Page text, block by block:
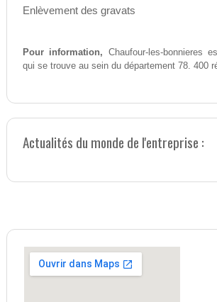
Enlèvement des gravats
Pour information, Chaufour-les-bonnieres
qui se trouve au sein du département 78. 400
Actualités du monde de l'entreprise :